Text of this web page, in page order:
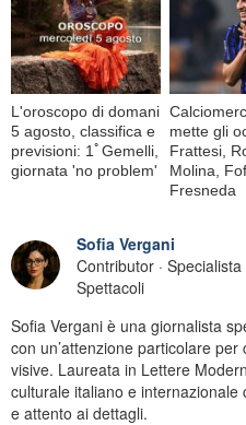
L'oroscopo di domani
5 agosto, classifica e
previsioni: 1ﾟGemelli,
giornata 'no problem'
mette gli
Frattesi,
Molina,
Fresneda
Sofia Vergani
Contributor ·
Spettacoli
Sofia Vergani è una giornalista
con un’attenzione particolare
visive. Laureata in Lettere
culturale italiano e
e attento ai dettagli.